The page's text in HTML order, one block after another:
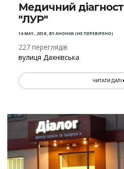
Медичний
"ЛУР"
16 MAY , 2018,BYАНОНІМ (НЕ ПЕРЕВІРЕНО)
227 переглядів
вулиця Дахнівська
ЧИТАТИ ДАЛІ